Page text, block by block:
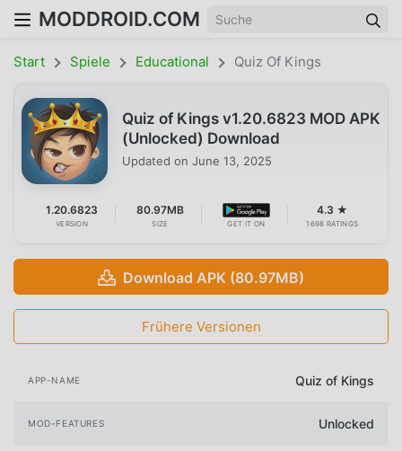
MODDROID.COM
Start Spiele Educational Quiz Of Kings
Quiz of Kings v1.20.6823 MOD APK
(Unlocked) Download
Updated on June 13, 2025
1.20.6823
VERSION
80.97MB
SIZE GET IT ON
4.3 ★
1698 RATINGS
Download APK (80.97MB)
Frühere Versionen
APP-NAME Quiz of Kings
MOD-FEATURES Unlocked